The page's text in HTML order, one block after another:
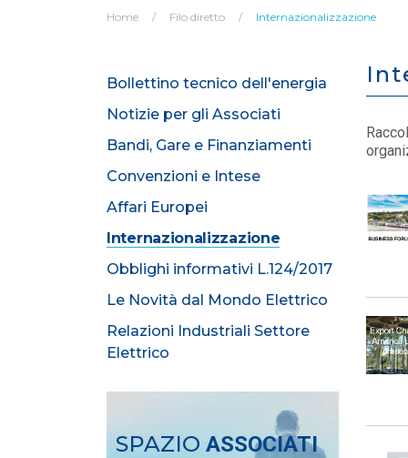
Home Filo diretto Internazionalizzazione
Bollettino tecnico dell'energia
Notizie per gli Associati
Bandi, Gare e Finanziamenti
Convenzioni e Intese
Affari Europei
Internazionalizzazione
Obblighi informativi L.124/2017
Le Novità dal Mondo Elettrico
Relazioni Industriali Settore
Elettrico
SPAZIO ASSOCIATI